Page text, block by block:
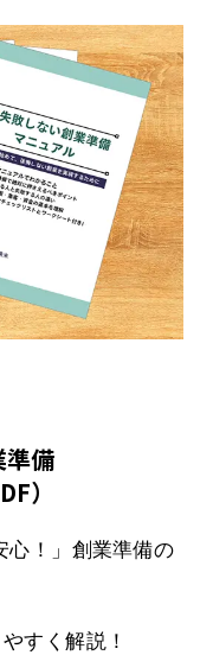
準備
）
心！」創業準備の
すく解説！